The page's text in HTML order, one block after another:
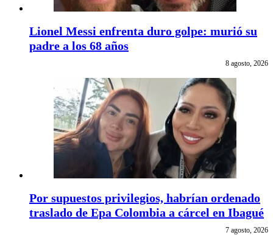
Lionel Messi enfrenta duro golpe: murió su
padre a los 68 años
8 agosto, 2026
Por supuestos privilegios, habrían ordenado
traslado de Epa Colombia a cárcel en Ibagué
7 agosto, 2026